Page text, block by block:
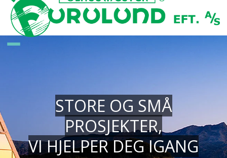
STORE OG SMÅ
PROSJEKTER,
VI HJELPER DEG IGANG